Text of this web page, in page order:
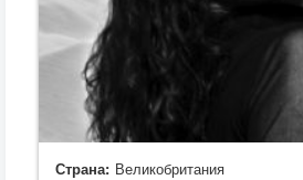
Страна: Великобритания